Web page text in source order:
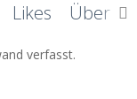
Likes Über
verfasst.